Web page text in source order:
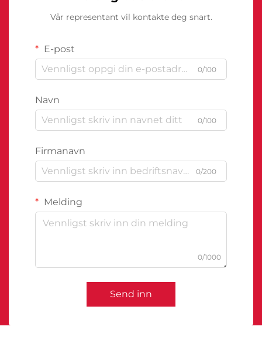
Vår representant vil kontakte deg snart.
E-post
0/100
Navn
0/100
Firmanavn
0/200
Melding
0/1000
Send inn